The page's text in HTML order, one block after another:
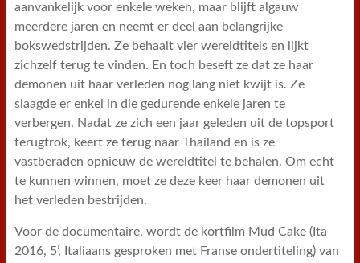
aanvankelijk voor enkele weken, maar blijft algauw
meerdere jaren en neemt er deel aan belangrijke
bokswedstrijden. Ze behaalt vier wereldtitels en lijkt
zichzelf terug te vinden. En toch beseft ze dat ze haar
demonen uit haar verleden nog lang niet kwijt is. Ze
slaagde er enkel in die gedurende enkele jaren te
verbergen. Nadat ze zich een jaar geleden uit de topsport
terugtrok, keert ze terug naar Thailand en is ze
vastberaden opnieuw de wereldtitel te behalen. Om echt
te kunnen winnen, moet ze deze keer haar demonen uit
het verleden bestrijden.
Voor de documentaire, wordt de kortfilm Mud Cake (Ita
2016, 5’, Italiaans gesproken met Franse ondertiteling) van